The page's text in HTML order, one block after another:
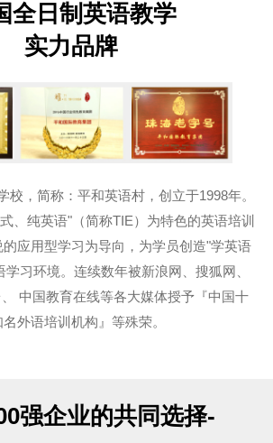
全日制英语教学
实力品牌
校，简称：平和英语村，创立于1998年。
、纯英语"（简称TIE）为特色的英语培训
应用型学习为导向，为学员创造"学英语
习环境。连续数年被新浪网、搜狐网、
中国教育在线等各大媒体授予『中国十
名外语培训机构』等殊荣。
强企业的共同选择-